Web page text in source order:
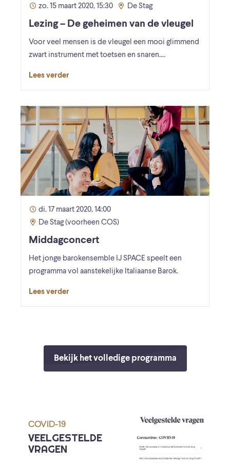
zo. 15 maart 2020, 15:30 De Stag
Lezing – De geheimen van de vleugel
Voor veel mensen is de vleugel een mooi glimmend
zwart instrument met toetsen en snaren.…
Lees verder
di. 17 maart 2020, 14:00
De Stag (voorheen COS)
Middagconcert
Het jonge barokensemble IJ SPACE speelt een
programma vol aanstekelijke Italiaanse Barok.
Lees verder
Bekijk het volledige programma
COVID-19
VEELGESTELDE
VRAGEN